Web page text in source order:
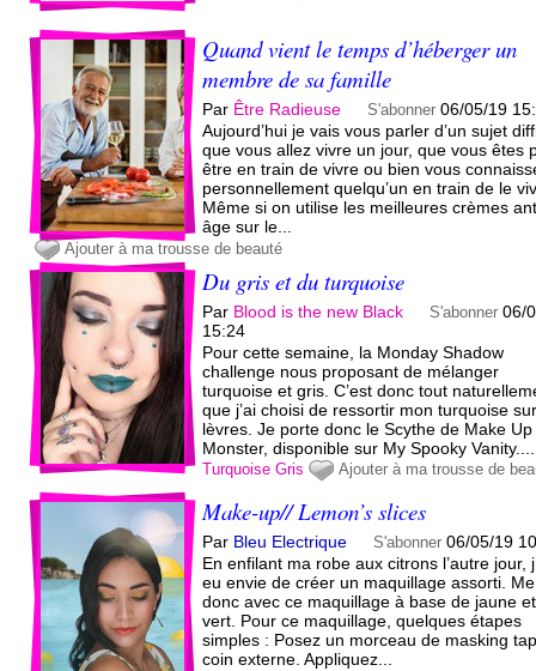
Quand vient le temps d’héberger un
membre de sa famille
Par Être Radieuse S'abonner 06/05/19
Aujourd’hui je vais vous parler d’un sujet
que vous allez vivre un jour, que vous êtes
être en train de vivre ou bien vous
personnellement quelqu’un en train de le
Même si on utilise les meilleures crèmes
âge sur le...
Ajouter à ma trousse de beauté
Du gris et du turquoise
Par Blood is the new Black S'abonner 06/
15:24
Pour cette semaine, la Monday Shadow
challenge nous proposant de mélanger
turquoise et gris. C’est donc tout
que j’ai choisi de ressortir mon turquoise
lèvres. Je porte donc le Scythe de Make Up
Monster, disponible sur My Spooky Vanity....
Turquoise Gris Ajouter à ma trousse de
Make-up// Lemon’s slices
Par Bleu Electrique S'abonner 06/05/19
En enfilant ma robe aux citrons l’autre jour,
eu envie de créer un maquillage assorti.
donc avec ce maquillage à base de jaune et
vert. Pour ce maquillage, quelques étapes
simples : Posez un morceau de masking
coin externe. Appliquez...